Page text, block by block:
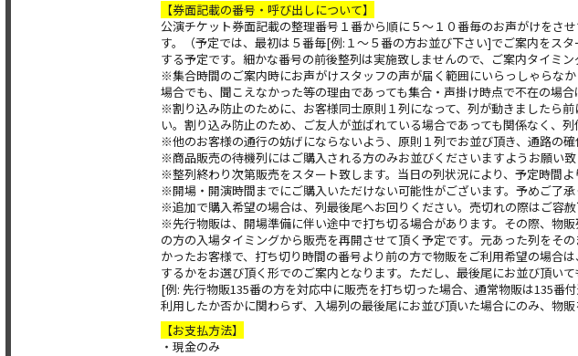
【券面記載の番号・呼び出しについて】
公演チケット券面記載の整理番号１番から順に５～１０番毎のお声がけをさ
す。（予定では、最初は５番毎[例:１～５番の方お並び下さい]でご案内をス
する予定です。細かな番号の前後整列は実施致しませんので、ご案内タイミン
※集合時間のご案内時にお声がけスタッフの声が届く範囲にいらっしゃらな
場合でも、聞こえなかった等の理由であっても集合・声掛け時点で不在の場
※割り込み防止のために、お客様同士原則１列になって、列が動きましたら
い。割り込み防止のため、ご友人が並ばれている場合であっても関係なく、
※他のお客様の通行の妨げにならないよう、原則１列でお並び頂き、通路の確
※商品販売の待機列にはご購入される方のみお並びくださいますようお願い
※整列終わり次第販売をスタート致します。当日の列状況により、予定時間
※開場・開演時間までにご購入いただけない可能性がございます。予めご了承
※追加で購入希望の場合は、列最後尾へお回りください。売切れの際はご容赦
※先行物販は、開場準備に伴い途中で打ち切る場合があります。その際、物
の方の入場タイミングから販売を再開させて頂く予定です。元あった列をそ
かったお客様で、打ち切り時間の番号より前の方で物販をご利用希望の場合
するかをお選び頂く形でのご案内となります。ただし、最後尾にお並び頂い
[例: 先行物販135番の方を対応中に販売を打ち切った場合、通常物販は135番
利用したか否かに関わらず、入場列の最後尾にお並び頂いた場合にのみ、物
【お支払方法】
・現金のみ